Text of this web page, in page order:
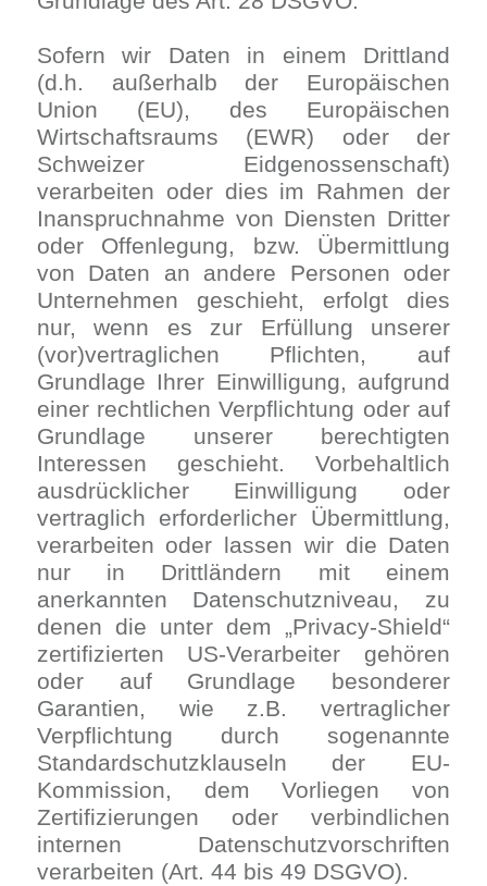
Sofern wir Daten in einem Drittland
(d.h. außerhalb der Europäischen
Union (EU), des Europäischen
Wirtschaftsraums (EWR) oder der
Schweizer Eidgenossenschaft)
verarbeiten oder dies im Rahmen der
Inanspruchnahme von Diensten Dritter
oder Offenlegung, bzw. Übermittlung
von Daten an andere Personen oder
Unternehmen geschieht, erfolgt dies
nur, wenn es zur Erfüllung unserer
(vor)vertraglichen Pflichten, auf
Grundlage Ihrer Einwilligung, aufgrund
einer rechtlichen Verpflichtung oder auf
Grundlage unserer berechtigten
Interessen geschieht. Vorbehaltlich
ausdrücklicher Einwilligung oder
vertraglich erforderlicher Übermittlung,
verarbeiten oder lassen wir die Daten
nur in Drittländern mit einem
anerkannten Datenschutzniveau, zu
denen die unter dem „Privacy-Shield“
zertifizierten US-Verarbeiter gehören
oder auf Grundlage besonderer
Garantien, wie z.B. vertraglicher
Verpflichtung durch sogenannte
Standardschutzklauseln der EU-
Kommission, dem Vorliegen von
Zertifizierungen oder verbindlichen
internen Datenschutzvorschriften
verarbeiten (Art. 44 bis 49 DSGVO).